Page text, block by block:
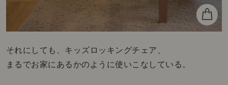
それにしても、キッズロッキングチェア、
まるでお家にあるかのように使いこなしている。